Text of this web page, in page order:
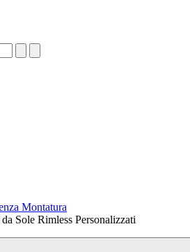
Montatura
Sole Rimless Personalizzati